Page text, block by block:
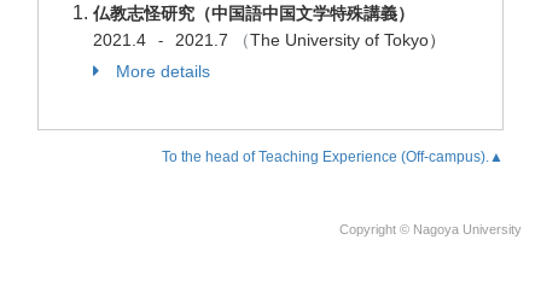
仏教志怪研究（中国語中国文学特殊講義）
2021.4
- 2021.7 （The University of Tokyo）
More details
To the head of Teaching Experience (Off-campus).▲
Copyright © Nagoya University